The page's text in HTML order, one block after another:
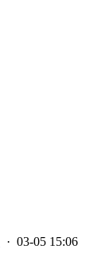
· 03-05 15:06